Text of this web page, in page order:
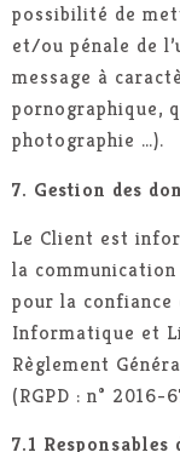
possibilité de
et/ou pénale de
message à
pornographique,
photographie …).
7. Gestion des
Le Client est
la
pour la confiance
Informatique et
Règlement
(RGPD : n° 2016-
7.1